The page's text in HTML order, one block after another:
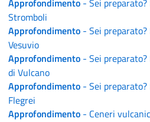
Approfondimento - Sei
Stromboli
Approfondimento - Sei
Vesuvio
Approfondimento - Sei
di Vulcano
Approfondimento - Sei
Flegrei
Approfondimento - Ceneri